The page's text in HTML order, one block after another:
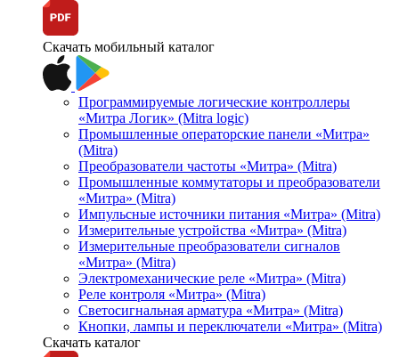
Скачать мобильный каталог
Программируемые логические контроллеры
«Митра Логик» (Mitra logic)
Промышленные операторские панели «Митра»
(Mitra)
Преобразователи частоты «Митра» (Mitra)
Промышленные коммутаторы и преобразователи
«Митра» (Mitra)
Импульсные источники питания «Митра» (Mitra)
Измерительные устройства «Митра» (Mitra)
Измерительные преобразователи сигналов
«Митра» (Mitra)
Электромеханические реле «Митра» (Mitra)
Реле контроля «Митра» (Mitra)
Светосигнальная арматура «Митра» (Mitra)
Кнопки, лампы и переключатели «Митра» (Mitra)
Скачать каталог